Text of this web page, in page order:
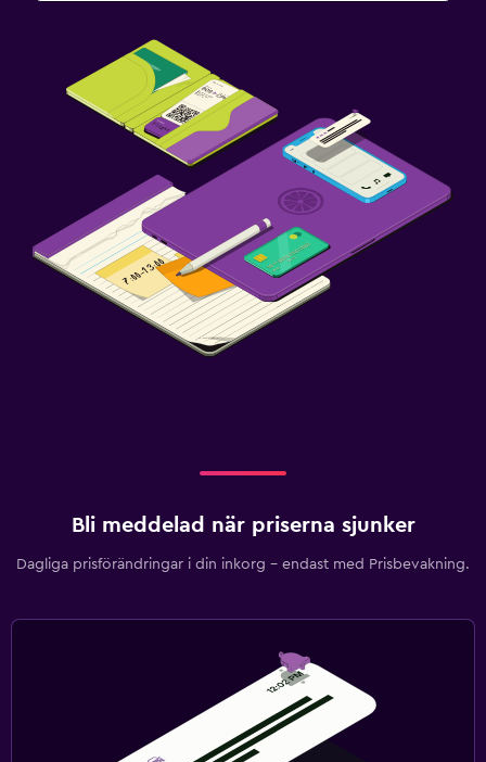
Bli meddelad när priserna sjunker
Dagliga prisförändringar i din inkorg – endast med Prisbevakning.